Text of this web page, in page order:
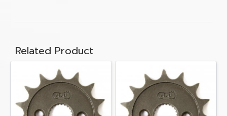
Related Product